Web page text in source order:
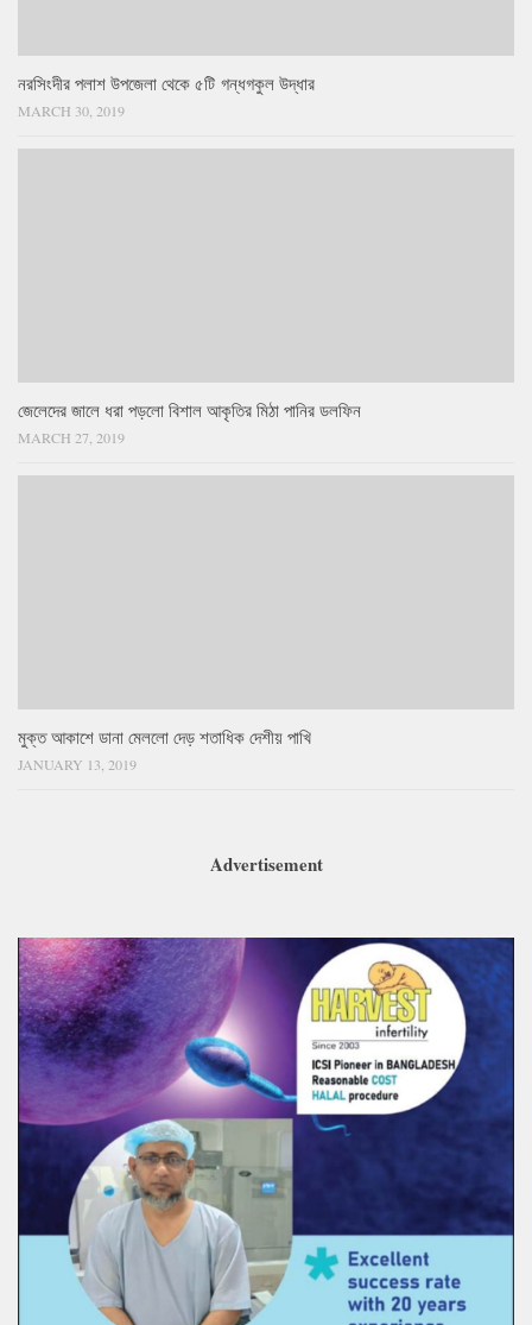
নরসিংদীর পলাশ উপজেলা থেকে ৫টি গন্ধগকুল উদ্ধার
MARCH 30, 2019
জেলেদের জালে ধরা পড়লো বিশাল আকৃতির মিঠা পানির ডলফিন
MARCH 27, 2019
মুক্ত আকাশে ডানা মেললো দেড় শতাধিক দেশীয় পাখি
JANUARY 13, 2019
Advertisement